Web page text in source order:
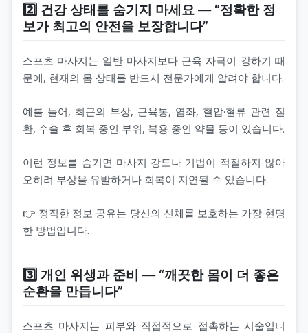
2️⃣ 건강 상태를 숨기지 마세요 — “정확한 정
보가 최고의 안전을 보장합니다”
스포츠 마사지는 일반 마사지보다 근육 자극이 강하기 때
문에, 현재의 몸 상태를 반드시 전문가에게 알려야 합니다.
예를 들어, 최근의 부상, 근육통, 염좌, 혈압·혈류 관련 질
환, 수술 후 회복 중인 부위, 복용 중인 약물 등이 있습니다.
이런 정보를 숨기면 마사지 강도나 기법이 적절하지 않아
오히려 부상을 유발하거나 회복이 지연될 수 있습니다.
👉 정직한 정보 공유는 당신의 신체를 보호하는 가장 현명
한 방법입니다.
3️⃣ 개인 위생과 준비 — “깨끗한 몸이 더 좋은
순환을 만듭니다”
스포츠 마사지는 피부와 직접적으로 접촉하는 시술입니